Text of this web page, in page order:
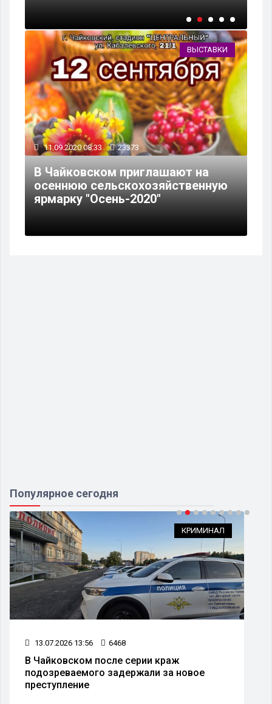
ВЫСТАВКИ
11.09.2020 08:33 23373
В Чайковском приглашают на
осеннюю сельскохозяйственную
ярмарку "Осень-2020"
Популярное сегодня
КРИМИНАЛ
13.07.2026 13:56 6468
В Чайковском после серии краж
подозреваемого задержали за новое
преступление